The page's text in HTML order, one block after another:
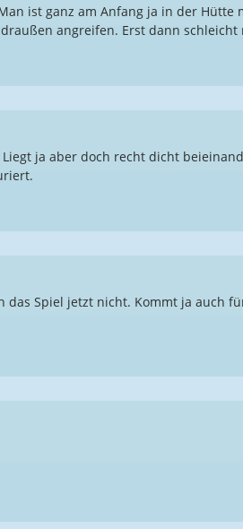
ist ganz am Anfang ja in der
angreifen. Erst dann
Liegt ja aber doch recht dicht
das Spiel jetzt nicht. Kommt ja auch